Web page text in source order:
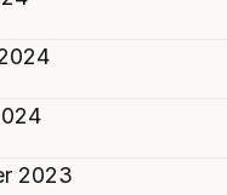
2023